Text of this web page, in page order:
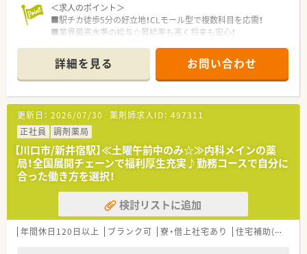
が可能です。
【想定されるキャリアイメージ】
■入社半年から1年程度で薬局長へ昇進するケースもあり、未経
験からでも意欲次第で早期にマネジメント経験を積むことが可
能です。
■薬局長を経験した後は、エリアマネージャーや教育担当、店舗
開発、自社製品の商品開発など、薬剤師としての枠を超えた活躍
が選べます。
■がんや糖尿病などの認定資格取得支援制度が充実しており、高
度な専門知識を持ったスペシャリストとしての道を歩むことも
可能です。
＜求人のポイント＞
■駅チカ徒歩5分の好立地！CLモール型で複数科目を応需！
■業界最高水準の給与☆昇給率も高く将来も安心！
1000万円以上も可
■借上げ社宅・住宅補助など福利厚生充実！一人暮らしの方に嬉
しい制度♪
■年間休日は122日と業界トップクラス！長期休暇取得や有給休
暇取得推進制度など、プライベートとの両立も可能です♪
＜こんな薬局です＞
■首都圏をメインに全国で約90店舗の薬局を運営している会社
です。
■調剤薬局の運営のほか、医療モール開発・医師開業支援・ヘルシ
ー＆ビューティ事業等、多様な事業を展開しいます。
■創業から40期以上連続で増収・増益を達成しており、無借金経
営の安定企業☆
■昇給率は年4.4％～6.3％と業界の中でも高い水準を実現して
います！
詳細を見る お問い合わせ
更新日： 2026/07/30 薬剤師求人ID： 497311
正社員
調剤薬局
【川口市/新井宿駅】≪土曜午前中のみ☆≫内科メインの薬
局！全国展開チェーンで福利厚生充実♪勤務コースで自分に
合った働き方を選択！
検討リストに追加
年間休日120日以上 ブランク可 寮・借上社宅あり 住宅補助(手当)あり